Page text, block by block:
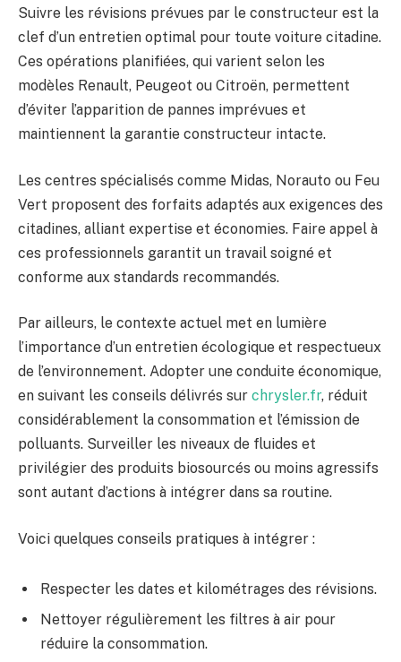
Suivre les révisions prévues par le constructeur est la
clef d’un entretien optimal pour toute voiture citadine.
Ces opérations planifiées, qui varient selon les
modèles Renault, Peugeot ou Citroën, permettent
d’éviter l’apparition de pannes imprévues et
maintiennent la garantie constructeur intacte.
Les centres spécialisés comme Midas, Norauto ou Feu
Vert proposent des forfaits adaptés aux exigences des
citadines, alliant expertise et économies. Faire appel à
ces professionnels garantit un travail soigné et
conforme aux standards recommandés.
Par ailleurs, le contexte actuel met en lumière
l’importance d’un entretien écologique et respectueux
de l’environnement. Adopter une conduite économique,
en suivant les conseils délivrés sur chrysler.fr, réduit
considérablement la consommation et l’émission de
polluants. Surveiller les niveaux de fluides et
privilégier des produits biosourcés ou moins agressifs
sont autant d’actions à intégrer dans sa routine.
Voici quelques conseils pratiques à intégrer :
Respecter les dates et kilométrages des révisions.
Nettoyer régulièrement les filtres à air pour
réduire la consommation.